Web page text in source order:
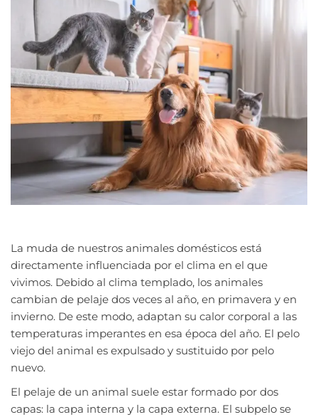
La muda de nuestros animales domésticos está
directamente influenciada por el clima en el que
vivimos. Debido al clima templado, los animales
cambian de pelaje dos veces al año, en primavera y en
invierno. De este modo, adaptan su calor corporal a las
temperaturas imperantes en esa época del año. El pelo
viejo del animal es expulsado y sustituido por pelo
nuevo.
El pelaje de un animal suele estar formado por dos
capas: la capa interna y la capa externa. El subpelo se